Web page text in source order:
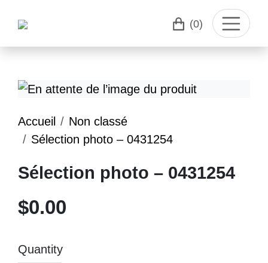
(0)
Accueil
Non classé
Sélection photo – 0431254
Sélection photo – 0431254
$0.00
Quantity